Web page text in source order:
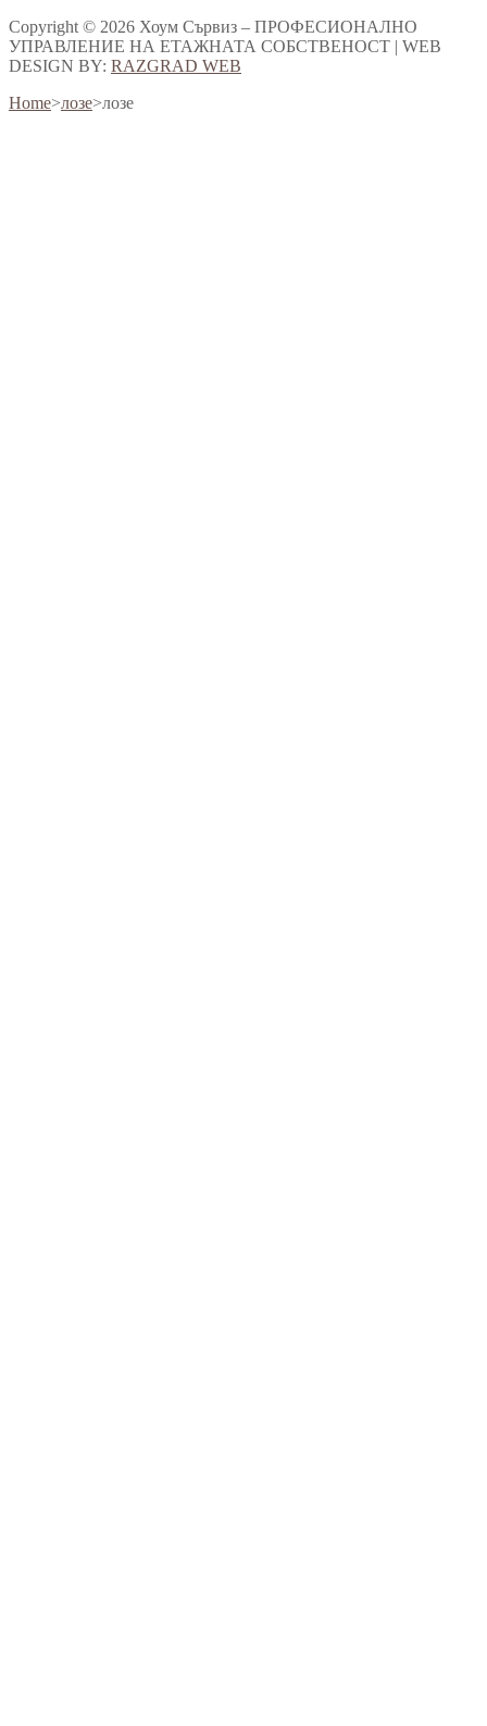
Copyright © 2026 Хоум Сървиз – ПРОФЕСИОНАЛНО
УПРАВЛЕНИЕ НА ЕТАЖНАТА СОБСТВЕНОСТ | WEB
DESIGN BY: RAZGRAD WEB
Home>лозе>лозе